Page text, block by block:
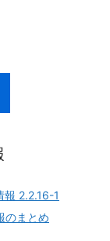
2.2.16-1
のまとめ